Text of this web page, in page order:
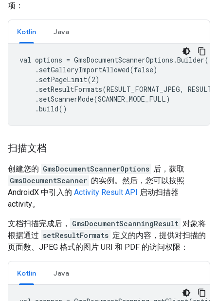
项：
Kotlin Java
val options = GmsDocumentScannerOptions.Builder()
    .setGalleryImportAllowed(false)
    .setPageLimit(2)
.setResultFormats(RESULT_FORMAT_JPEG,
    .setScannerMode(SCANNER_MODE_FULL)
    .build()
扫描文档
创建您的 GmsDocumentScannerOptions 后，获取
GmsDocumentScanner 的实例。然后，您可以按照
AndroidX 中引入的 Activity Result API 启动扫描器
activity。
文档扫描完成后， GmsDocumentScanningResult 对象将
根据通过 setResultFormats 定义的内容，提供对扫描的
页面数、JPEG 格式的图片 URI 和 PDF 的访问权限：
Kotlin Java